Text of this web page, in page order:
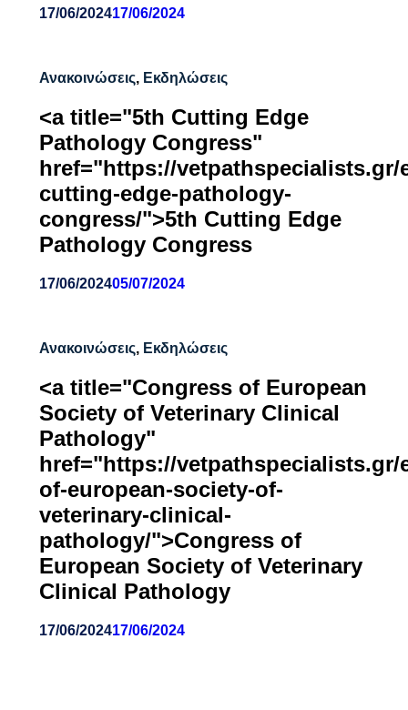
17/06/202417/06/2024
Ανακοινώσεις, Εκδηλώσεις
<a title="5th Cutting Edge
Pathology Congress"
href="https://vetpathspecialists.gr/
cutting-edge-pathology-
congress/">5th Cutting Edge
Pathology Congress
17/06/202405/07/2024
Ανακοινώσεις, Εκδηλώσεις
<a title="Congress of European
Society of Veterinary Clinical
Pathology"
href="https://vetpathspecialists.gr/
of-european-society-of-
veterinary-clinical-
pathology/">Congress of
European Society of Veterinary
Clinical Pathology
17/06/202417/06/2024